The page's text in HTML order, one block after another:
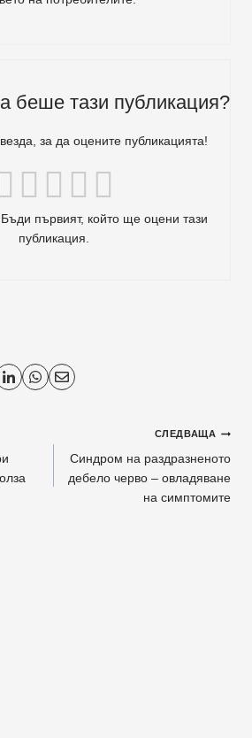
беше тази публикация?
за да оцените публикацията!
първият, който ще оцени тази
публикация.
СЛЕДВАЩА
Синдром на раздразненото
дебело черво – овладяване
на симптомите